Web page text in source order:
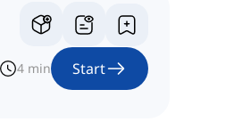
4 min Start